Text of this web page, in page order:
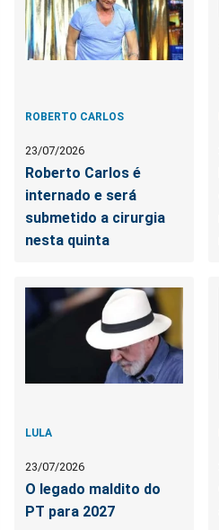
ROBERTO CARLOS
23/07/2026
Roberto Carlos é
internado e será
submetido a cirurgia
nesta quinta
LULA
23/07/2026
O legado maldito do
PT para 2027